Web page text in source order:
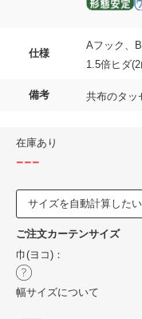
仕様
Aフック、
1.5倍ヒダ
備考 共布のタッ
在庫あり
---
サイズを自動計算したい
ご注文カーテンサイズ
巾(ヨコ)：
幅サイズについて